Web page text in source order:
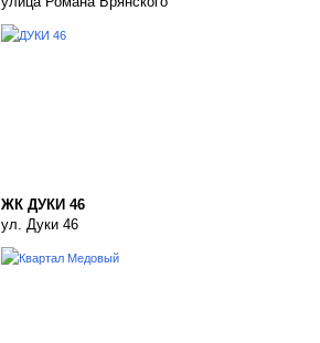
ЖК ДУКИ 46
ул. Дуки 46